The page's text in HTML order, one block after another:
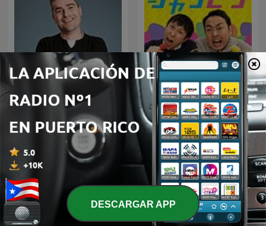
El Francotirarock
アンガールズのジャンピン[-
オールナイトニッポン
PODCAST-]
DESCARGAR APP